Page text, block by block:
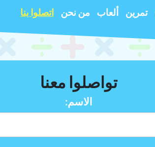
تمرين ألعاب من نحن اتصلوا بنا
تواصلوا معنا
الاسم: